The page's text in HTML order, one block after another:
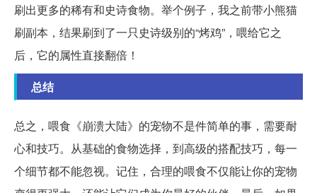
刷出更多的稀有和史诗食物。举个例子，我之前带小熊猫
刷副本，结果刷到了一只史诗级别的“烤鸡”，喂给它之
后，它的属性直接翻倍！
总结
总之，喂食《崩溃大陆》的宠物不是件简单的事，需要耐
心和技巧。从基础的食物选择，到高级的搭配技巧，每一
个细节都不能忽视。记住，合理的喂食不仅能让你的宠物